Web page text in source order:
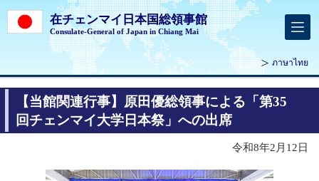
在チェンマイ日本国総領事館
Consulate-General of Japan in Chiang Mai
ภาษาไทย
【当館関連行事】原田優総領事による「第35
回チェンマイ大学日本祭」への出席
令和8年2月12日